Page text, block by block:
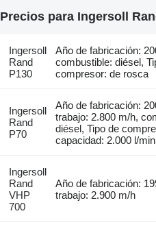
Precios para Ingersoll
Ingersoll
Rand
P130
Año de fabricación:
combustible: diésel,
compresor: de rosca
Ingersoll
Rand
P70
Año de fabricación:
trabajo: 2.800 m/h,
diésel, Tipo de
capacidad: 2.000 l/min
Ingersoll
Rand
VHP
700
Año de fabricación:
trabajo: 2.900 m/h